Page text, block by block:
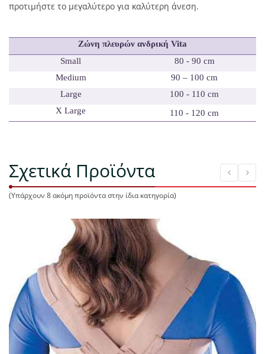
προτιμήστε το μεγαλύτερο για καλύτερη άνεση.
Ζώνη πλευρών ανδρική Vita
Small
80 - 90 cm
Medium
90 – 100 cm
Large
100 - 110 cm
X Large
110 - 120 cm
Σχετικά Προϊόντα
(Υπάρχουν 8 ακόμη προϊόντα στην ίδια κατηγορία)